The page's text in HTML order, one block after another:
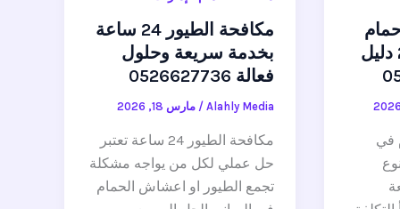
في الامارات 2026 دليل
في
مكافحة الطيور 24 ساعة
بخدمة سريعة وحلول
فعالة 0526627736
Alahly Media
/مارس 18, 2026
مكافحة الطيور 24 ساعة تعتبر
حل عملي لكل من يواجه مشكلة
تجمع الطيور او اعشاش الحمام